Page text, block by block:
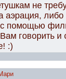
не
аэрация,
с помощью
говорить и
:)